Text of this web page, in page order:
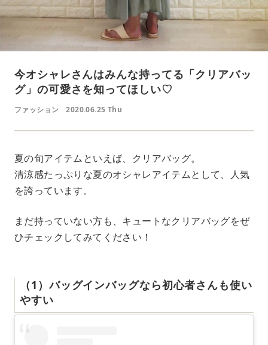
今オシャレさんはみんな持ってる「クリアバッ
グ」の可愛さを知ってほしい♡
ファッション 2020.06.25 Thu
夏の旬アイテムといえば、クリアバッグ。
清涼感たっぷりな夏のオシャレアイテムとして、人気
を誇っています。
まだ持っていない方も、キュートなクリアバッグをぜ
ひチェックしてみてください！
（1）バッグインバッグなら初心者さんも使い
やすい